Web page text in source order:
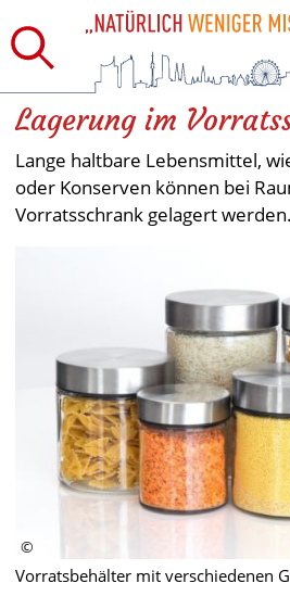
Lagerung im
Lange haltbare Lebensmittel,
oder Konserven können bei
Vorratsschrank gelagert werden.
Vorratsbehälter mit verschiedenen